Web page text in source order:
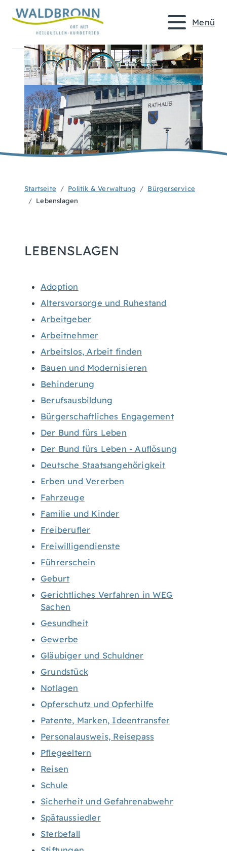
Menü
Startseite Politik & Verwaltung
Bürgerservice
Lebenslagen
LEBENSLAGEN
Adoption
Altersvorsorge und Ruhestand
Arbeitgeber
Arbeitnehmer
Arbeitslos, Arbeit finden
Bauen und Modernisieren
Behinderung
Berufsausbildung
Bürgerschaftliches Engagement
Der Bund fürs Leben
Der Bund fürs Leben - Auflösung
Deutsche Staatsangehörigkeit
Erben und Vererben
Fahrzeuge
Familie und Kinder
Freiberufler
Freiwilligendienste
Führerschein
Geburt
Gerichtliches Verfahren in WEG
Sachen
Gesundheit
Gewerbe
Gläubiger und Schuldner
Grundstück
Notlagen
Opferschutz und Opferhilfe
Patente, Marken, Ideentransfer
Personalausweis, Reisepass
Pflegeeltern
Reisen
Schule
Sicherheit und Gefahrenabwehr
Spätaussiedler
Sterbefall